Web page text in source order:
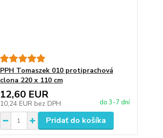
PPH Tomaszek 010 protiprachová
clona 220 x 110 cm
12,60 EUR
10,24 EUR bez DPH do 3-7 dní
Pridať do košíka